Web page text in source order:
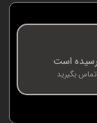
است
بگیرید